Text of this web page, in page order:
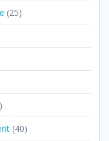
(25)
(40)